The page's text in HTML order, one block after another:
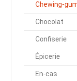
Chewing-
Chocolat
Confiserie
Épicerie
En-cas